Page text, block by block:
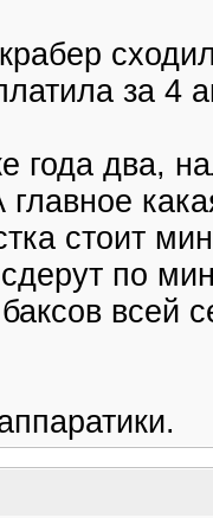
за 4
года два,
стоит
по
всей